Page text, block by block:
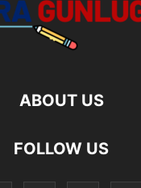
ABOUT US
FOLLOW US